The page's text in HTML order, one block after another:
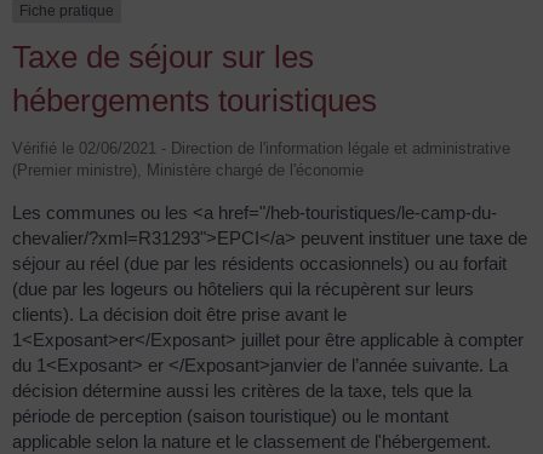
Fiche pratique
Taxe de séjour sur les
hébergements touristiques
Vérifié le 02/06/2021 - Direction de l'information légale et administrative
(Premier ministre), Ministère chargé de l'économie
Les communes ou les <a href="/heb-touristiques/le-camp-du-
chevalier/?xml=R31293">EPCI</a> peuvent instituer une taxe de
séjour au réel (due par les résidents occasionnels) ou au forfait
(due par les logeurs ou hôteliers qui la récupèrent sur leurs
clients). La décision doit être prise avant le
1<Exposant>er</Exposant> juillet pour être applicable à compter
du 1<Exposant> er </Exposant>janvier de l’année suivante. La
décision détermine aussi les critères de la taxe, tels que la
période de perception (saison touristique) ou le montant
applicable selon la nature et le classement de l'hébergement.